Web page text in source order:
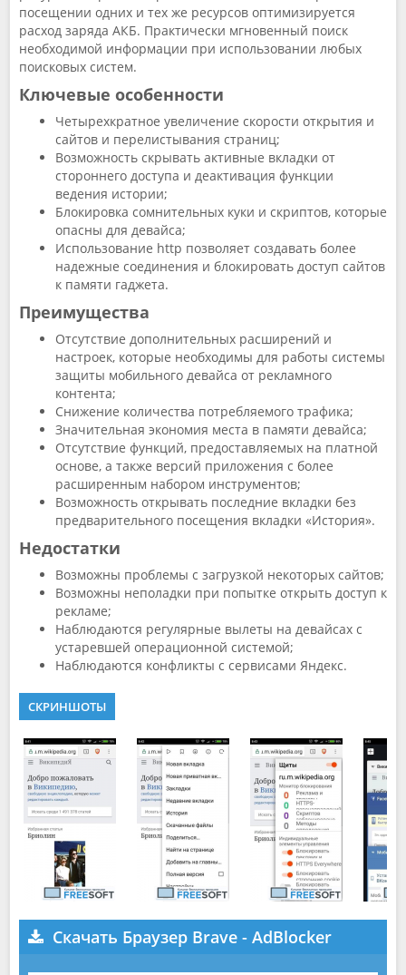
посещении одних и тех же ресурсов оптимизируется
расход заряда АКБ. Практически мгновенный поиск
необходимой информации при использовании любых
поисковых систем.
Ключевые особенности
Четырехкратное увеличение скорости открытия и
сайтов и перелистывания страниц;
Возможность скрывать активные вкладки от
стороннего доступа и деактивация функции
ведения истории;
Блокировка сомнительных куки и скриптов, которые
опасны для девайса;
Использование http позволяет создавать более
надежные соединения и блокировать доступ сайтов
к памяти гаджета.
Преимущества
Отсутствие дополнительных расширений и
настроек, которые необходимы для работы системы
защиты мобильного девайса от рекламного
контента;
Снижение количества потребляемого трафика;
Значительная экономия места в памяти девайса;
Отсутствие функций, предоставляемых на платной
основе, а также версий приложения с более
расширенным набором инструментов;
Возможность открывать последние вкладки без
предварительного посещения вкладки «История».
Недостатки
Возможны проблемы с загрузкой некоторых сайтов;
Возможны неполадки при попытке открыть доступ к
рекламе;
Наблюдаются регулярные вылеты на девайсах с
устаревшей операционной системой;
Наблюдаются конфликты с сервисами Яндекс.
СКРИНШОТЫ
Скачать Браузер Brave - AdBlocker